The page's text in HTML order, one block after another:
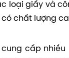
loại giấy và
chất lượng
cấp